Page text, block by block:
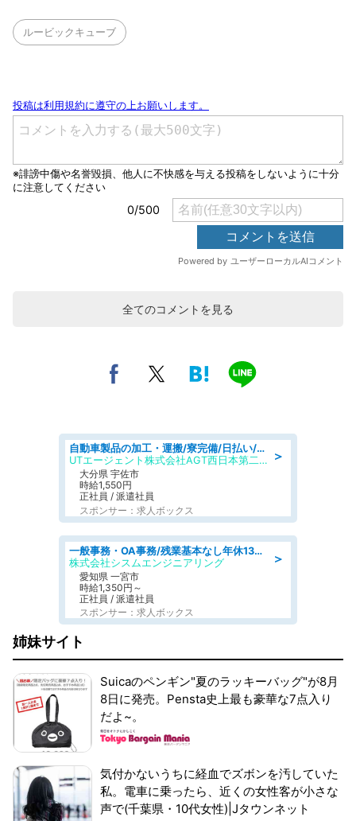
ルービックキューブ
全てのコメントを見る
＞
自動車製品の加工・運搬/寮完備/日払い/工場・製造
UTエージェント株式会社AGT西日本第二CU
大分県 宇佐市
時給1,550円
正社員 / 派遣社員
スポンサー：求人ボックス
＞
一般事務・OA事務/残業基本なし年休130日社保完備の一般・調達事務
株式会社シスムエンジニアリング
愛知県 一宮市
時給1,350円～
正社員 / 派遣社員
スポンサー：求人ボックス
姉妹サイト
Suicaのペンギン"夏のラッキーバッグ"が8月
8日に発売。Pensta史上最も豪華な7点入り
だよ~。
気付かないうちに経血でズボンを汚していた
私。電車に乗ったら、近くの女性客が小さな
声で(千葉県・10代女性)|Jタウンネット